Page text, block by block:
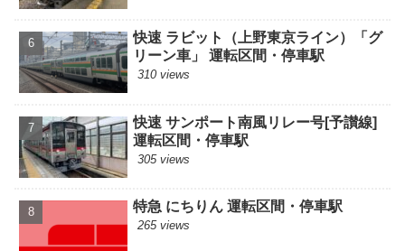
快速 ラビット（上野東京ライン）「グ
リーン車」 運転区間・停車駅
310 views
快速 サンポート南風リレー号[予讃線]
運転区間・停車駅
305 views
特急 にちりん 運転区間・停車駅
265 views